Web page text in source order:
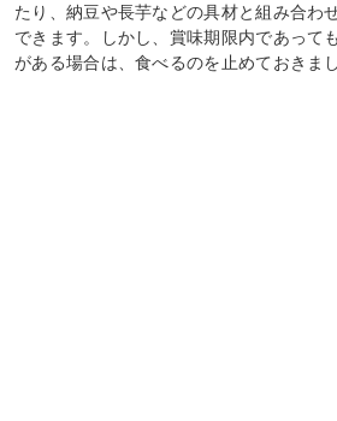
たり、納豆や長芋などの具材と組み合わ
できます。しかし、賞味期限内であって
がある場合は、食べるのを止めておきま